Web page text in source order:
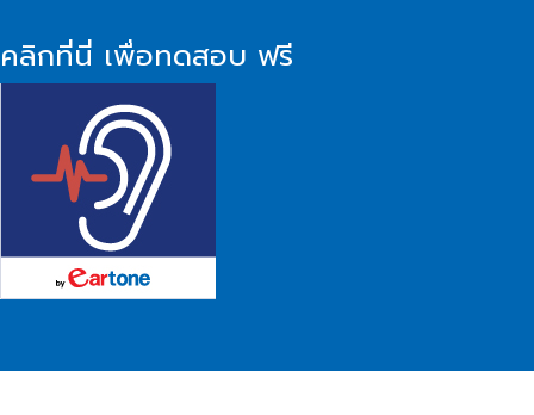
คลิกที่นี่ เพื่อทดสอบ ฟรี